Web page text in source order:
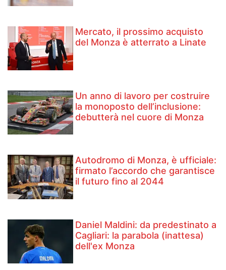
Mercato, il prossimo acquisto
del Monza è atterrato a Linate
Un anno di lavoro per costruire
la monoposto dell’inclusione:
debutterà nel cuore di Monza
Autodromo di Monza, è ufficiale:
firmato l’accordo che garantisce
il futuro fino al 2044
Daniel Maldini: ​da predestinato a
Cagliari: la parabola (inattesa)
dell'ex Monza